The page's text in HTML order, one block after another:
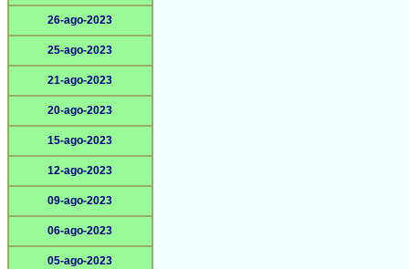
26-ago-2023
25-ago-2023
21-ago-2023
20-ago-2023
15-ago-2023
12-ago-2023
09-ago-2023
06-ago-2023
05-ago-2023